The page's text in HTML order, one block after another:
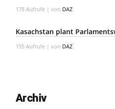
178 Aufrufe | von DAZ
Kasachstan plant
155 Aufrufe | von DAZ
Archiv